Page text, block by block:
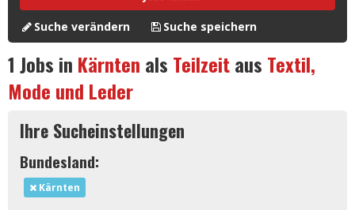
Suche verändern Suche speichern
1 Jobs in Kärnten als Teilzeitaus Textil,
Mode und Leder
Ihre Sucheinstellungen
Bundesland:
Kärnten